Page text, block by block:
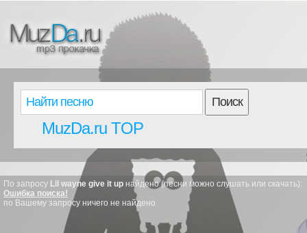
Поиск
MuzDa.ru TOP
По запросу Lil wayne give it up найдено (песни можно слушать или скачать):
Ошибка поиска!
по Вашему запросу ничего не найдено